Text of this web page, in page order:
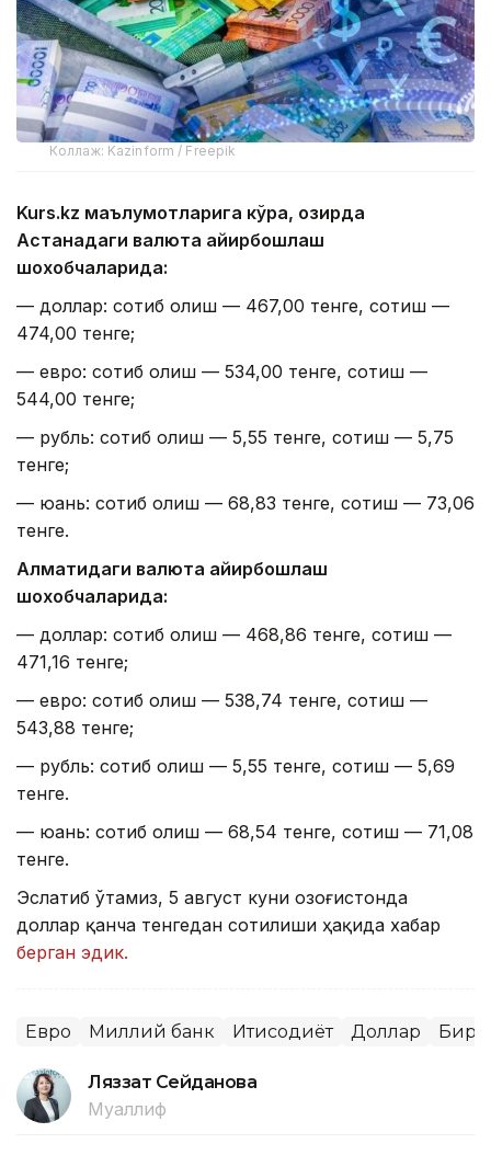
Коллаж: Kazinform / Freepik
Kurs.kz маълумотларига кўра, ҳозирда
Астанадаги валюта айирбошлаш
шохобчаларида:
— доллар: сотиб олиш — 467,00 тенге, сотиш —
474,00 тенге;
— евро: сотиб олиш — 534,00 тенге, сотиш —
544,00 тенге;
— рубль: сотиб олиш — 5,55 тенге, сотиш — 5,75
тенге;
— юань: сотиб олиш — 68,83 тенге, сотиш — 73,06
тенге.
Алматидаги валюта айирбошлаш
шохобчаларида:
— доллар: сотиб олиш — 468,86 тенге, сотиш —
471,16 тенге;
— евро: сотиб олиш — 538,74 тенге, сотиш —
543,88 тенге;
— рубль: сотиб олиш — 5,55 тенге, сотиш — 5,69
тенге.
— юань: сотиб олиш — 68,54 тенге, сотиш — 71,08
тенге.
Эслатиб ўтамиз, 5 август куни Қозоғистонда
доллар қанча тенгедан сотилиши ҳақида хабар
берган эдик.
Евро Миллий банк Иқтисодиёт Доллар
Ляззат Сейданова
Муаллиф